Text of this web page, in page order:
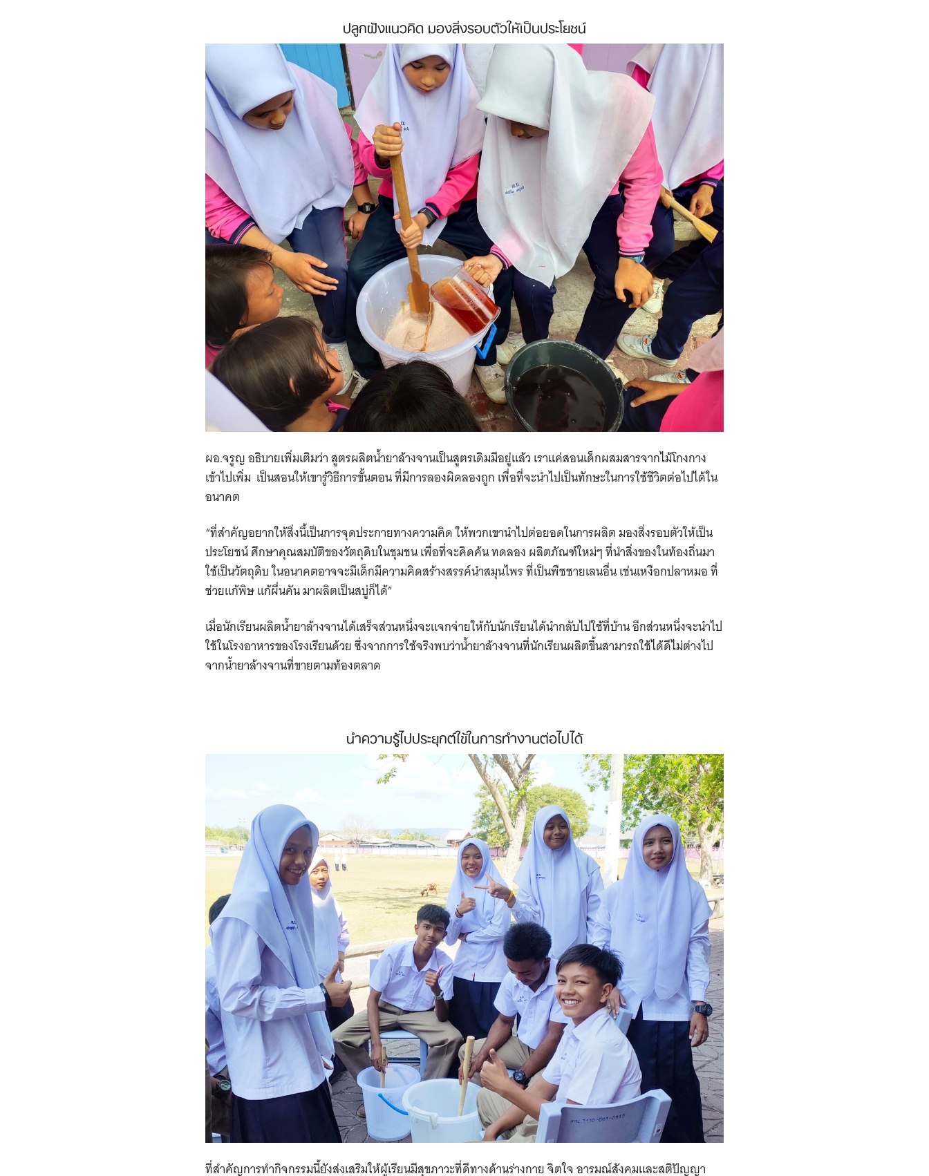
Search
for:
ปลูกฝังแนวคิด มองสิ่งรอบตัวให้เป็นประโยชน์
ผอ.จรูญ อธิบายเพิ่มเติมว่า ​สูตรผลิตน้ำยาล้างจานเป็นสูตรเดิมมีอยู่แล้ว เราแค่สอนเด็กผสมสารจากไม้โกงกาง
เข้าไปเพิ่ม เป็นสอนให้เขารู้วิธีการขั้นตอน ที่มีการลองผิดลองถูก เพื่อที่จะนำไปเป็นทักษะในการใช้ชีวิตต่อไปได้ใน
อนาคต
“ที่สำคัญอยากให้สิ่งนี้เป็นการจุดประกายทางความคิด ให้พวกเขานำไปต่อยอดในการผลิต มองสิ่งรอบตัวให้เป็น
ประโยชน์ ศึกษาคุณสมบัติของวัตถุดิบในชุมชน เพื่อที่จะคิดค้น ทดลอง ผลิตภัณฑ์ใหม่ๆ ที่นำสิ่งของในท้องถิ่นมา
ใช้เป็นวัตถุดิบ ในอนาคตอาจจะมีเด็กมีความคิดสร้างสรรค์นำสมุนไพร ที่เป็นพืชชายเลนอื่น เช่นเหงือกปลาหมอ ที่
ช่วยแก้พิษ แก้ผื่นคัน มาผลิตเป็นสบู่ก็ได้”
เมื่อนักเรียนผลิตน้ำยาล้างจานได้เสร็จส่วนหนึ่งจะแจกจ่ายให้กับนักเรียนได้นำกลับไปใช้ที่บ้าน อีกส่วนหนึ่งจะนำไป
ใช้ในโรงอาหารของโรงเรียนด้วย ซึ่งจากการใช้จริงพบว่าน้ำยาล้างจานที่นักเรียนผลิตขึ้นสามารถใช้ได้ดีไม่ต่างไป
จากน้ำยาล้างจานที่ขายตามท้องตลาด
นำความรู้ไปประยุกต์ใข้ในการทำงานต่อไปได้
ที่สำคัญการทำกิจกรรมนี้ยังส่งเสริมให้ผู้เรียนมีสุขภาวะที่ดีทางด้านร่างกาย จิตใจ อารมณ์สังคมและสติปัญญา